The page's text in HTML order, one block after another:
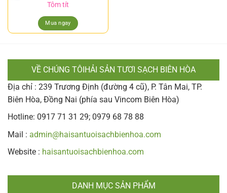
Tôm tít
Mua ngay
VỀ CHÚNG TÔIHẢI SẢN TƯƠI SẠCH BIÊN HÒA
Địa chỉ : 239 Trương Định (đường 4 cũ), P. Tân Mai, TP.
Biên Hòa, Đồng Nai (phía sau Vincom Biên Hòa)
Hotline: 0917 71 31 29; 0979 68 78 88
Mail : admin@haisantuoisachbienhoa.com
Website : haisantuoisachbienhoa.com
DANH MỤC SẢN PHẨM